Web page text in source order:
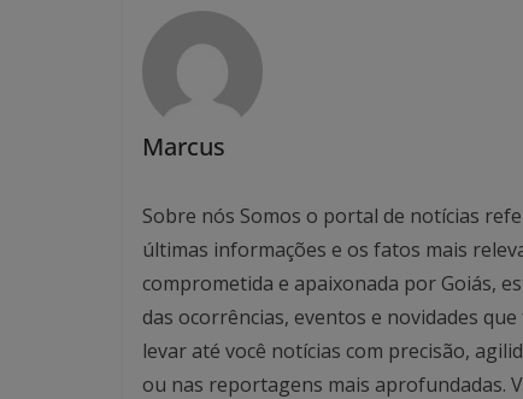
Marcus
Sobre nós Somos o portal de notícias
últimas informações e os fatos mais
comprometida e apaixonada por Goiás,
das ocorrências, eventos e novidades
levar até você notícias com precisão,
ou nas reportagens mais aprofundadas.